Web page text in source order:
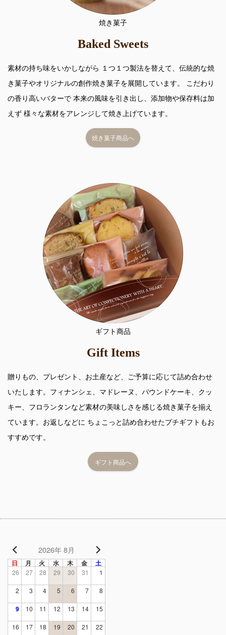
焼き菓子
Baked Sweets
素材の持ち味をいかしながら １つ１つ製法を替えて、伝統的な焼
き菓子やオリジナルの創作焼き菓子を展開しています。 こだわり
の香り高いバターで 本来の風味を引き出し、添加物や保存料は加
えず 様々な素材をアレンジして焼き上げています。
焼き菓子商品へ
ギフト商品
Gift Items
贈りもの、プレゼント、お土産など、ご予算に応じて詰め合わせ
いたします。フィナンシェ、マドレーヌ、パウンドケーキ、クッ
キー、フロランタンなど素材の美味しさを感じる焼き菓子を揃え
ています。お返しなどに ちょこっと詰め合わせたプチギフトもお
すすめです。
ギフト商品へ
2026年 8月
日 月 火 水 木 金 土
26 27 28 29 30 31 1
2 3 4 5 6 7 8
9 10 11 12 13 14 15
16 17 18 19 20 21 22